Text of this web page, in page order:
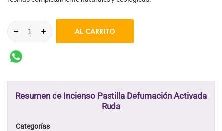
AL CARRITO
Resumen de Incienso Pastilla Defumación Activada
Ruda
Categorías